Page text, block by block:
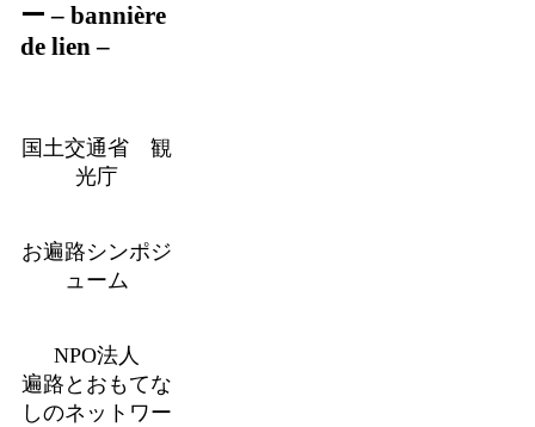
ー – bannière
de lien –
国土交通省 観
光庁
お遍路シンポジ
ューム
NPO法人
遍路とおもてな
しのネットワー